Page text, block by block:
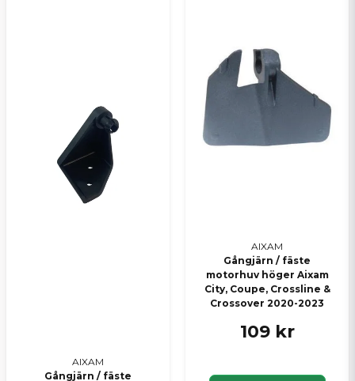
AIXAM
Gångjärn / fäste
AIXAM
Gångjärn / fäste
motorhuv höger Aixam
City, Coupe, Crossline &
Crossover 2020-2023
109 kr
Skicka en fråga